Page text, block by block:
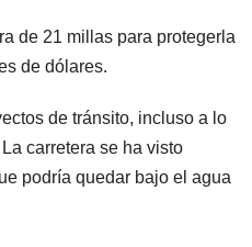
de 21 millas para protegerla
de dólares.
de tránsito, incluso a lo
carretera se ha visto
podría quedar bajo el agua